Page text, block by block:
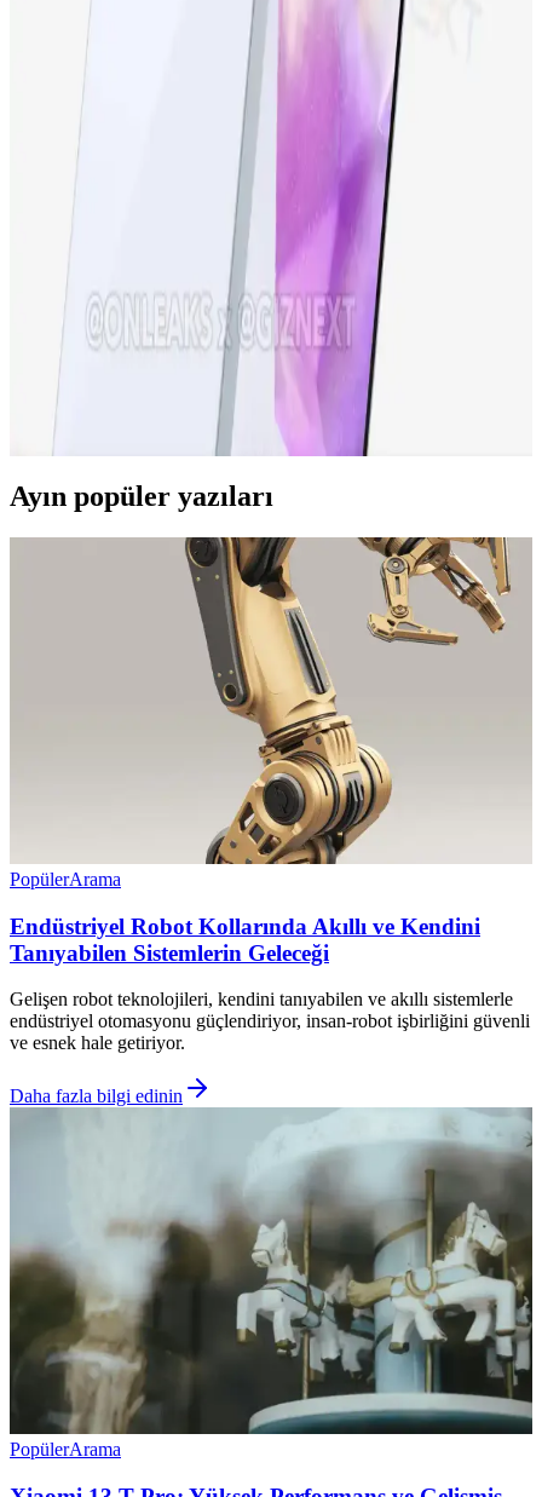
Samsung Galaxy S23 FE, yüksek performans, gelişmiş kamera ve
şık tasarımıyla uygun fiyatlı yeni nesil akıllı telefon. Günlük
kullanım ve profesyonel fotoğrafçılık için ideal seçenek.
iPhone 15 Pro ve Yeni Nesil Teknolojiler: Tasarım,
Performans ve Yenilikler
iPhone 15 Pro, gelişmiş ekran, güçlü işlemci ve yenilikçi kamera
özellikleriyle öne çıkıyor. Tasarım ve performans açısından yeni
standartlar belirleyen bu model, teknolojideki son trendleri
Samsung Galaxy A36 Özellikleri ve Kullanıcı
Deneyimleri Analizi
Samsung Galaxy A36, güçlü ekran, iyi kamera ve uzun pil ömrüyle
dikkat çeken uygun fiyatlı akıllı telefon. Güncel özellikleri ve
kullanıcı deneyimleri detaylarıyla inceleniyor.
Ayın popüler yazıları
PopülerArama
Endüstriyel Robot Kollarında Akıllı ve Kendini
Tanıyabilen Sistemlerin Geleceği
Gelişen robot teknolojileri, kendini tanıyabilen ve akıllı sistemlerle
endüstriyel otomasyonu güçlendiriyor, insan-robot işbirliğini güvenli
ve esnek hale getiriyor.
Daha fazla bilgi edinin
PopülerArama